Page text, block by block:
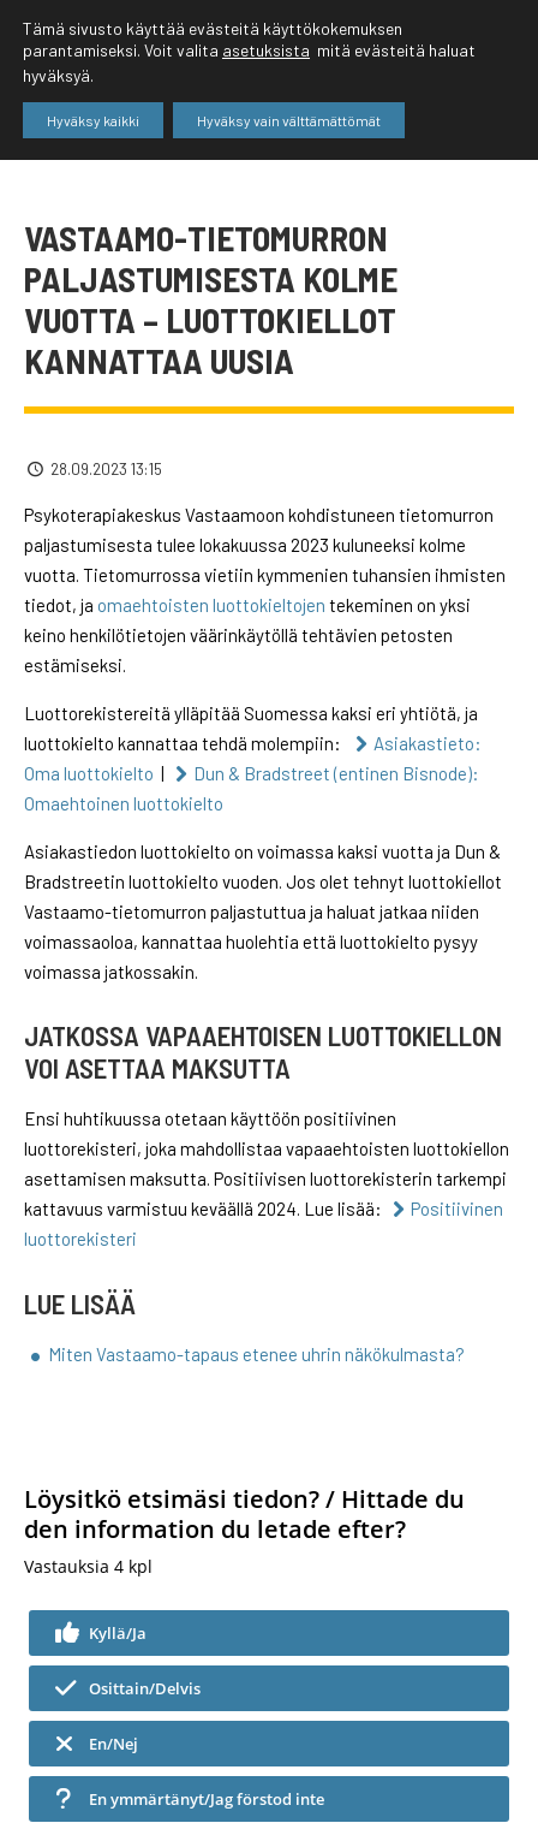
VASTAAMO-TIETOMURRON
PALJASTUMISESTA KOLME
VUOTTA – LUOTTOKIELLOT
KANNATTAA UUSIA
28.09.2023 13:15
Psykoterapiakeskus Vastaamoon kohdistuneen tietomurron
paljastumisesta tulee lokakuussa 2023 kuluneeksi kolme
vuotta. Tietomurrossa vietiin kymmenien tuhansien ihmisten
tiedot, ja omaehtoisten luottokieltojen tekeminen on yksi
keino henkilötietojen väärinkäytöllä tehtävien petosten
estämiseksi.
Luottorekistereitä ylläpitää Suomessa kaksi eri yhtiötä, ja
luottokielto kannattaa tehdä molempiin:
Asiakastieto:
Oma luottokielto |
Dun & Bradstreet (entinen Bisnode):
Omaehtoinen luottokielto
Asiakastiedon luottokielto on voimassa kaksi vuotta ja Dun &
Bradstreetin luottokielto vuoden. Jos olet tehnyt luottokiellot
Vastaamo-tietomurron paljastuttua ja haluat jatkaa niiden
voimassaoloa, kannattaa huolehtia että luottokielto pysyy
voimassa jatkossakin.
JATKOSSA VAPAAEHTOISEN LUOTTOKIELLON
VOI ASETTAA MAKSUTTA
Ensi huhtikuussa otetaan käyttöön positiivinen
luottorekisteri, joka mahdollistaa vapaaehtoisten luottokiellon
asettamisen maksutta. Positiivisen luottorekisterin tarkempi
kattavuus varmistuu keväällä 2024. Lue lisää:
Positiivinen
luottorekisteri
LUE LISÄÄ
Miten Vastaamo-tapaus etenee uhrin näkökulmasta?
Löysitkö etsimäsi tiedon? / Hittade du
den information du letade efter?
Vastauksia 4 kpl
Kyllä/Ja
Osittain/Delvis
En/Nej
En ymmärtänyt/Jag förstod inte
Tämä sivusto käyttää evästeitä käyttökokemuksen
parantamiseksi. Voit valita asetuksista mitä evästeitä haluat
hyväksyä.
Hyväksy kaikki Hyväksy vain välttämättömät